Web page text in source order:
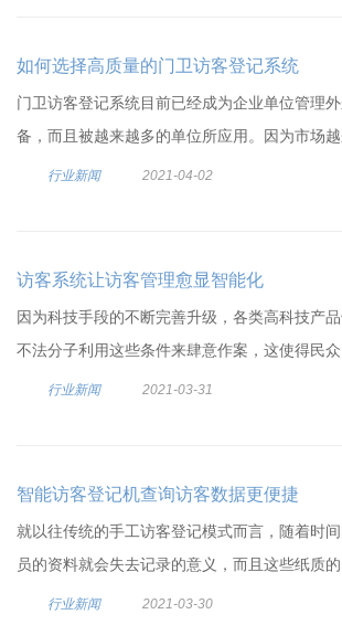
如何选择高质量的门卫访客登记系统
门卫访客登记系统目前已经成为企业单位管理
备，而且被越来越多的单位所应用。因为市场越
行业新闻 2021-04-02
访客系统让访客管理愈显智能化
因为科技手段的不断完善升级，各类高科技产
不法分子利用这些条件来肆意作案，这使得民众
行业新闻 2021-03-31
智能访客登记机查询访客数据更便捷
就以往传统的手工访客登记模式而言，随着时
员的资料就会失去记录的意义，而且这些纸质的
行业新闻 2021-03-30